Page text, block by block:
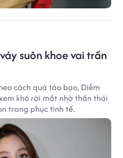
suôn khoe vai trần
cách quá táo bạo, Diễm
khó rời mắt nhờ thần thái
trang phục tinh tế.